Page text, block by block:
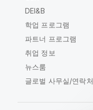
DEI&B
학업 프로그램
파트너 프로그램
취업 정보
뉴스룸
글로벌 사무실/연락처